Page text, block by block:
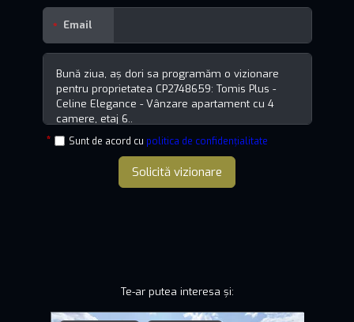
Email
Sunt de acord cu politica de confidențialitate
Solicită vizionare
Te-ar putea interesa și: